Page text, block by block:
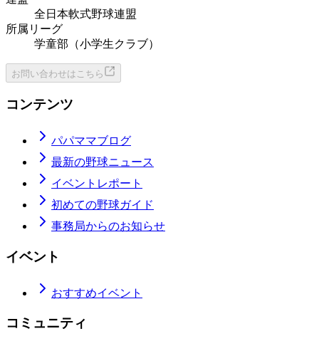
全日本軟式野球連盟
所属リーグ
学童部（小学生クラブ）
お問い合わせはこちら
コンテンツ
パパママブログ
最新の野球ニュース
イベントレポート
初めての野球ガイド
事務局からのお知らせ
イベント
おすすめイベント
コミュニティ